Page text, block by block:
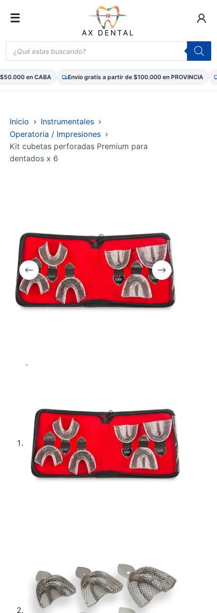
☰
AX DENTAL
Búsqueda
de
productos
en CABA Envío gratis a partir de $100.000 en PROVINCIA
contenido
Inicio
Instrumentales
Operatoria / Impresiones
Kit cubetas perforadas Premium para
dentados x 6